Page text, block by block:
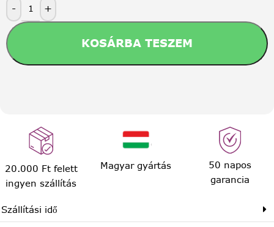
- +
KOSÁRBA TESZEM
20.000 Ft felett
ingyen szállítás
Magyar gyártás
50 napos
garancia
Szállítási idő